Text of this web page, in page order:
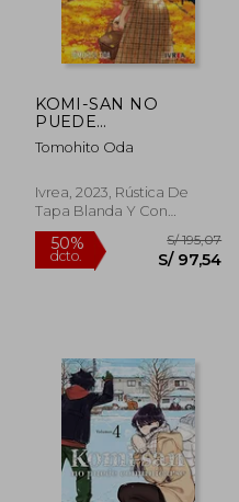
55%
dcto.
S/ 169,18
S/ 76,13
KOMI-SAN NO
PUEDE
COMUNICARSE 10
Tomohito Oda
Ivrea, 2023, Rústica De
Tapa Blanda Y Con
Sobrecubierta En, Nuevo